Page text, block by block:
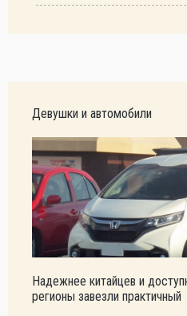
Девушки и автомобили
Надежнее китайцев и
регионы завезли практичный